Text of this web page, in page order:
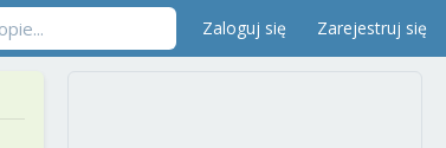
Zaloguj się Zarejestruj się